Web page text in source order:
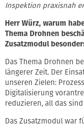
Inspektion praxisnah
Herr Würz, warum
Thema Drohnen
Zusatzmodul
Das Thema Drohnen
längerer Zeit. Der
unseren Zielen:
Digitalisierung
reduzieren, all das
Das Zusatzmodul war